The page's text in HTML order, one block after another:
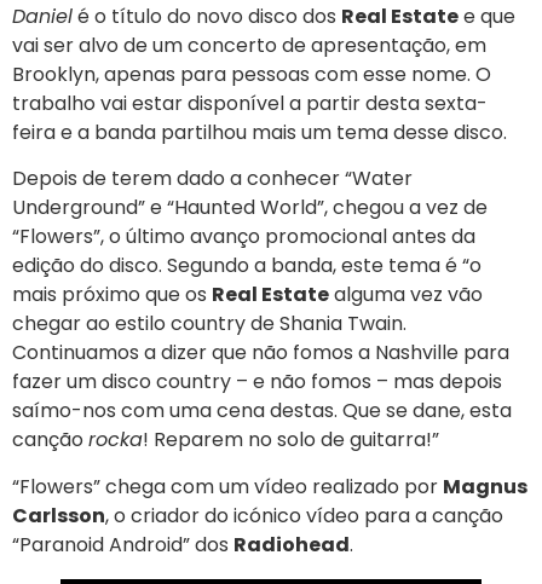
Danielé o título do novo disco dos Real Estatee que
vai ser alvo de um concerto de apresentação, em
Brooklyn, apenas para pessoas com esse nome. O
trabalho vai estar disponível a partir desta sexta-
feira e a banda partilhou mais um tema desse disco.
Depois de terem dado a conhecer “Water
Underground” e “Haunted World”, chegou a vez de
“Flowers”, o último avanço promocional antes da
edição do disco. Segundo a banda, este tema é “o
mais próximo que os Real Estatealguma vez vão
chegar ao estilo country de Shania Twain.
Continuamos a dizer que não fomos a Nashville para
fazer um disco country – e não fomos – mas depois
saímo-nos com uma cena destas. Que se dane, esta
canção rocka! Reparem no solo de guitarra!”
“Flowers” chega com um vídeo realizado por Magnus
Carlsson, o criador do icónico vídeo para a canção
“Paranoid Android” dos Radiohead.